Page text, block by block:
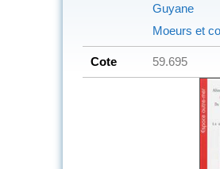
Guyane
Moeurs et
Cote 59.695